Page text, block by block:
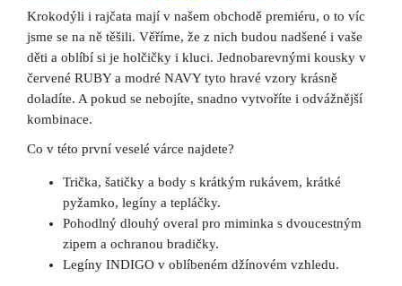
Krokodýli i rajčata mají v našem obchodě premiéru, o to víc
jsme se na ně těšili. Věříme, že z nich budou nadšené i vaše
děti a oblíbí si je holčičky i kluci. Jednobarevnými kousky v
červené RUBY a modré NAVY tyto hravé vzory krásně
doladíte. A pokud se nebojíte, snadno vytvoříte i odvážnější
kombinace.
Co v této první veselé várce najdete?
Trička, šatičky a body s krátkým rukávem, krátké
pyžamko, legíny a tepláčky.
Pohodlný dlouhý overal pro miminka s dvoucestným
zipem a ochranou bradičky.
Legíny INDIGO v oblíbeném džínovém vzhledu.
a
?
HLEDAT